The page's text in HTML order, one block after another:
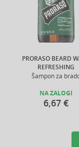
PRORASO BEARD
REFRESHING
Šampon za
NA ZALOGI
6,67 €